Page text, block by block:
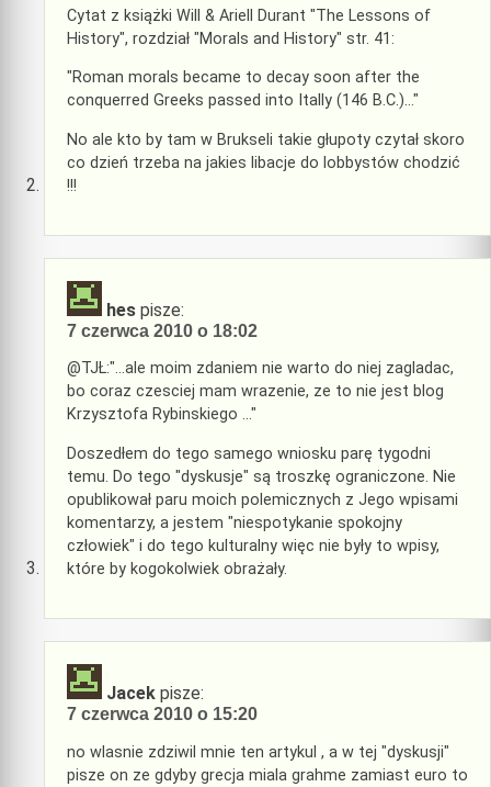
Cytat z książki Will & Ariell Durant "The Lessons of
History", rozdział "Morals and History" str. 41:
"Roman morals became to decay soon after the
conquerred Greeks passed into Itally (146 B.C.)…"
No ale kto by tam w Brukseli takie głupoty czytał skoro
co dzień trzeba na jakies libacje do lobbystów chodzić
!!!
hes pisze:
7 czerwca 2010 o 18:02
@TJŁ:"…ale moim zdaniem nie warto do niej zagladac,
bo coraz czesciej mam wrazenie, ze to nie jest blog
Krzysztofa Rybinskiego …"
Doszedłem do tego samego wniosku parę tygodni
temu. Do tego "dyskusje" są troszkę ograniczone. Nie
opublikował paru moich polemicznych z Jego wpisami
komentarzy, a jestem "niespotykanie spokojny
człowiek" i do tego kulturalny więc nie były to wpisy,
które by kogokolwiek obrażały.
Jacek pisze:
7 czerwca 2010 o 15:20
no wlasnie zdziwil mnie ten artykul , a w tej "dyskusji"
pisze on ze gdyby grecja miala grahme zamiast euro to